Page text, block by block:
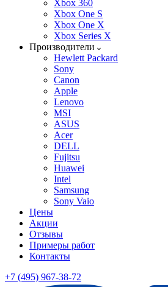
Xbox 360
Xbox One S
Xbox One X
Xbox Series X
Производители
Hewlett Packard
Sony
Canon
Apple
Lenovo
MSI
ASUS
Acer
DELL
Fujitsu
Huawei
Intel
Samsung
Sony Vaio
Цены
Акции
Отзывы
Примеры работ
Контакты
+7 (495) 967-38-72